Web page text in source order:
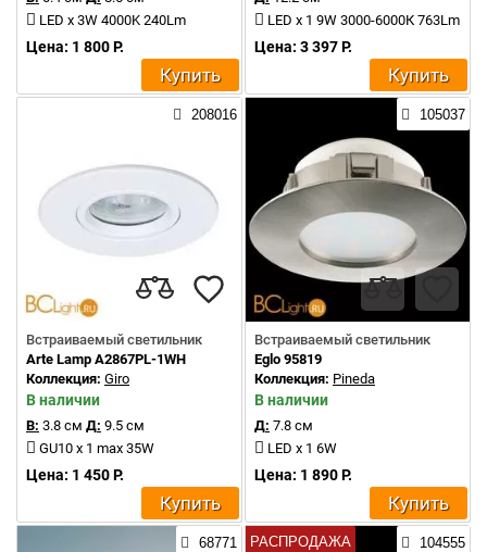
LED x 3W 4000K 240Lm
Цена: 1 800 Р.
Купить
LED x 1 9W 3000-6000К 763Lm
Цена: 3 397 Р.
Купить
208016
Встраиваемый светильник
Arte Lamp A2867PL-1WH
Коллекция: Giro
В наличии
В: 3.8 см Д: 9.5 см
GU10 x 1 max 35W
Цена: 1 450 Р.
Купить
105037
Встраиваемый светильник
Eglo 95819
Коллекция: Pineda
В наличии
Д: 7.8 см
LED x 1 6W
Цена: 1 890 Р.
Купить
68771 РАСПРОДАЖА 104555